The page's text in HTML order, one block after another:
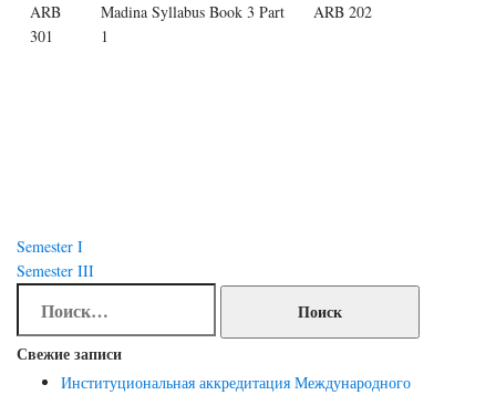
ARB
301
Madina Syllabus Book 3 Part
1
ARB 202
Навигация
по
записям
Semester I
Semester III
Свежие записи
Институциональная аккредитация Международного